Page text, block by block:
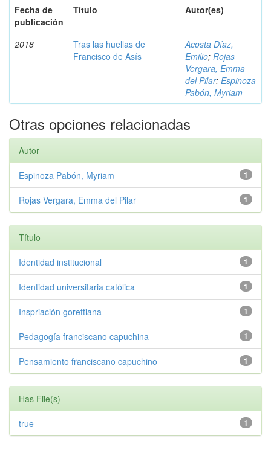
Fecha de
publicación
Título Autor(es)
2018
Tras las huellas de
Francisco de Asís
Acosta Díaz,
Emilio; Rojas
Vergara, Emma
del Pilar; Espinoza
Pabón, Myriam
Otras opciones relacionadas
Autor
1
Espinoza Pabón, Myriam
1
Rojas Vergara, Emma del Pilar
Título
1
Identidad institucional
1
Identidad universitaria católica
1
Inspriación gorettiana
1
Pedagogía franciscano capuchina
1
Pensamiento franciscano capuchino
Has File(s)
1
true